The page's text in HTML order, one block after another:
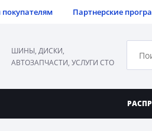
Партнерские
ШИНЫ, ДИСКИ,
АВТОЗАПЧАСТИ, УСЛУГИ СТО